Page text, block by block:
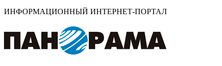
ИНФОРМАЦИОННЫЙ ИНТЕРНЕТ-ПОРТАЛ